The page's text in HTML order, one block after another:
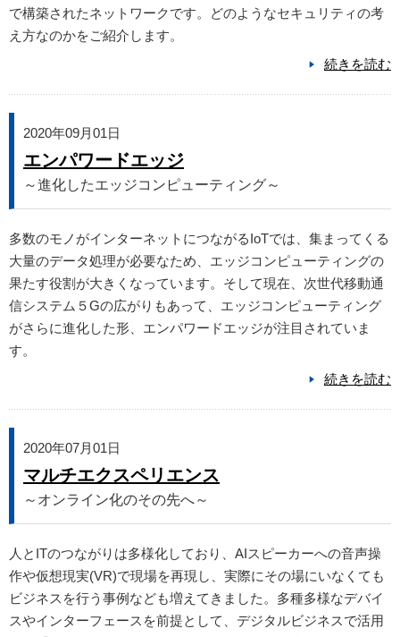
で構築されたネットワークです。どのようなセキュリティの考
え方なのかをご紹介します。
続きを読む
2020年09月01日
エンパワードエッジ
～進化したエッジコンピューティング～
多数のモノがインターネットにつながるIoTでは、集まってくる
大量のデータ処理が必要なため、エッジコンピューティングの
果たす役割が大きくなっています。そして現在、次世代移動通
信システム５Gの広がりもあって、エッジコンピューティング
がさらに進化した形、エンパワードエッジが注目されていま
す。
続きを読む
2020年07月01日
マルチエクスペリエンス
～オンライン化のその先へ～
人とITのつながりは多様化しており、AIスピーカーへの音声操
作や仮想現実(VR)で現場を再現し、実際にその場にいなくても
ビジネスを行う事例なども増えてきました。多種多様なデバイ
スやインターフェースを前提として、デジタルビジネスで活用